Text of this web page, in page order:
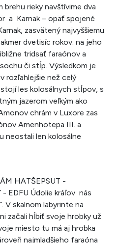
rieky navštívime dva
a Karnak – opäť spojené
zasvätený najvyššiemu
dvetisíc rokov: na jeho
tridsať faraónov a
či stĺp. Výsledkom je
rozľahlejšie než celý
les kolosálnych stĺpov, s
jazerom veľkým ako
chrám v Luxore zas
Amenhotepa III. a
neostali len kolosálne
HATŠEPSUT -
EDFU Údolie kráľov nás
V skalnom labyrinte na
začali hĺbiť svoje hrobky už
miesto tu má aj hrobka
najmladšieho faraóna